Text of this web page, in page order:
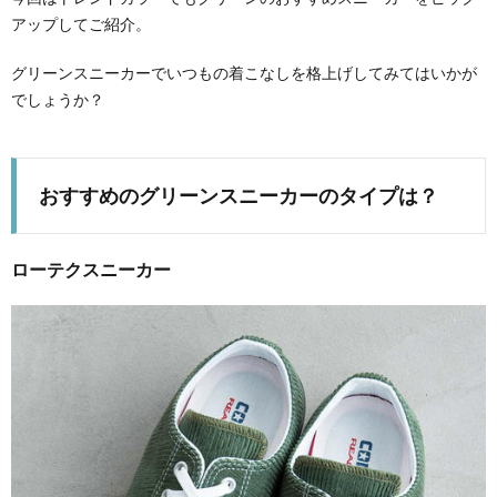
アップしてご紹介。
グリーンスニーカーでいつもの着こなしを格上げしてみてはいかが
でしょうか？
おすすめのグリーンスニーカーのタイプは？
ローテクスニーカー